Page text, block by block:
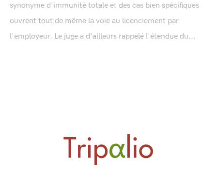
synonyme d'immunité totale et des cas bien spécifiques
ouvrent tout de même la voie au licenciement par
l'employeur. Le juge a d'ailleurs rappelé l'étendue du...